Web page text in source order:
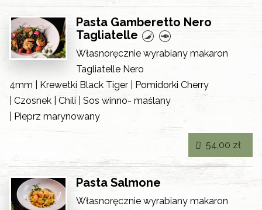
Pasta Gamberetto Nero
Tagliatelle
Własnoręcznie wyrabiany makaron
Tagliatelle Nero
4mm | Krewetki Black Tiger | Pomidorki Cherry
| Czosnek | Chili | Sos winno- maślany
| Pieprz marynowany
Pasta Salmone
Własnoręcznie wyrabiany makaron